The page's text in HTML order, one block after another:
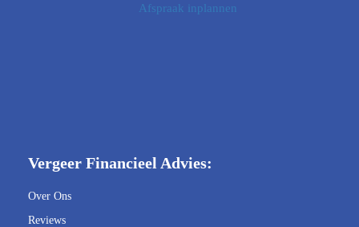
Afspraak inplannen
Vergeer Financieel Advies:
Over Ons
Reviews